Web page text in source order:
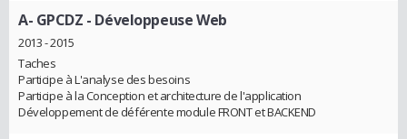
A- GPCDZ - Développeuse Web
2013 - 2015
Taches
Participe à L'analyse des besoins
Participe à la Conception et architecture de l'application
Développement de déférente module FRONT et BACKEND